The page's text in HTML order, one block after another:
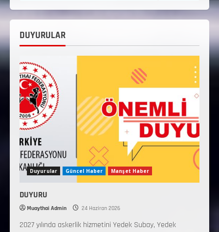
DUYURULAR
Duyurular Güncel Haber Manşet Haber
DUYURU
Muaythai Admin 24 Haziran 2026
2027 yılında askerlik hizmetini Yedek Subay, Yedek